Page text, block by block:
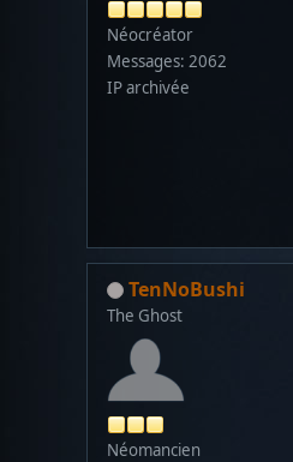
Néocréator
Messages: 2062
IP archivée
TenNoBushi
The Ghost
Néomancien